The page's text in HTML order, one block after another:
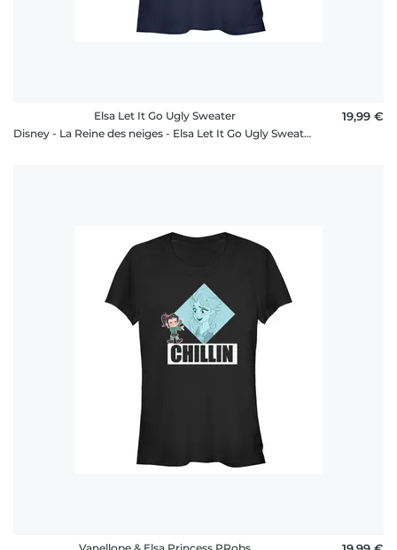
Elsa Let It Go Ugly Sweater
Disney - La Reine des neiges - Elsa Let It Go Ugly Sweater - Femme T-shirt
19,99 €